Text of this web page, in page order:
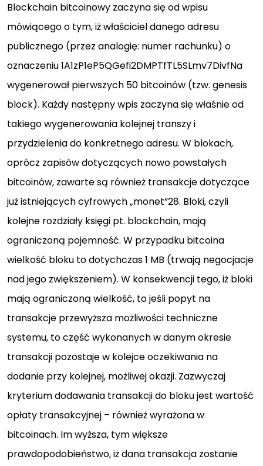
Blockchain bitcoinowy zaczyna się od wpisu
mówiącego o tym, iż właściciel danego adresu
publicznego (przez analogię: numer rachunku) o
oznaczeniu 1A1zP1eP5QGefi2DMPTfTL5SLmv7DivfNa
wygenerował pierwszych 50 bitcoinów (tzw. genesis
block). Każdy następny wpis zaczyna się właśnie od
takiego wygenerowania kolejnej transzy i
przydzielenia do konkretnego adresu. W blokach,
oprócz zapisów dotyczących nowo powstałych
bitcoinów, zawarte są również transakcje dotyczące
już istniejących cyfrowych „monet”28. Bloki, czyli
kolejne rozdziały księgi pt. blockchain, mają
ograniczoną pojemność. W przypadku bitcoina
wielkość bloku to dotychczas 1 MB (trwają negocjacje
nad jego zwiększeniem). W konsekwencji tego, iż bloki
mają ograniczoną wielkość, to jeśli popyt na
transakcje przewyższa możliwości techniczne
systemu, to część wykonanych w danym okresie
transakcji pozostaje w kolejce oczekiwania na
dodanie przy kolejnej, możliwej okazji. Zazwyczaj
kryterium dodawania transakcji do bloku jest wartość
opłaty transakcyjnej – również wyrażona w
bitcoinach. Im wyższa, tym większe
prawdopodobieństwo, iż dana transakcja zostanie